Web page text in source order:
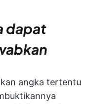
dapat
angka tertentu